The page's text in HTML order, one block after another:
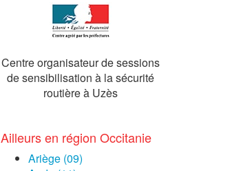
Centre organisateur de sessions
de sensibilisation à la sécurité
routière à Uzès
Ailleurs en région Occitanie
Ariège (09)